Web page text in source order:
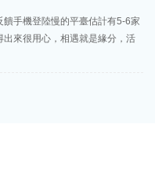
手機登陸慢的平臺估計有5-6家
來很用心，相遇就是緣分，活